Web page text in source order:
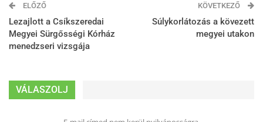
ELŐZŐ
Lezajlott a Csíkszeredai
Megyei Sürgősségi Kórház
menedzseri vizsgája
KÖVETKEZŐ
Súlykorlátozás a kövezett
megyei utakon
VÁLASZOLJ